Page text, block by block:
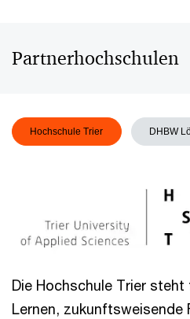
Partnerhochschulen
Hochschule Trier DHBW
Die Hochschule Trier
Lernen, zukunftsweisende